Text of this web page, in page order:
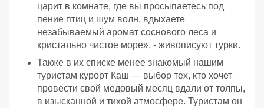
царит в комнате, где вы просыпаетесь под
пение птиц и шум волн, вдыхаете
незабываемый аромат соснового леса и
кристально чистое море», - живописуют турки.
Также в их списке менее знакомый нашим
туристам курорт Каш — выбор тех, кто хочет
провести свой медовый месяц вдали от толпы,
в изысканной и тихой атмосфере. Туристам он